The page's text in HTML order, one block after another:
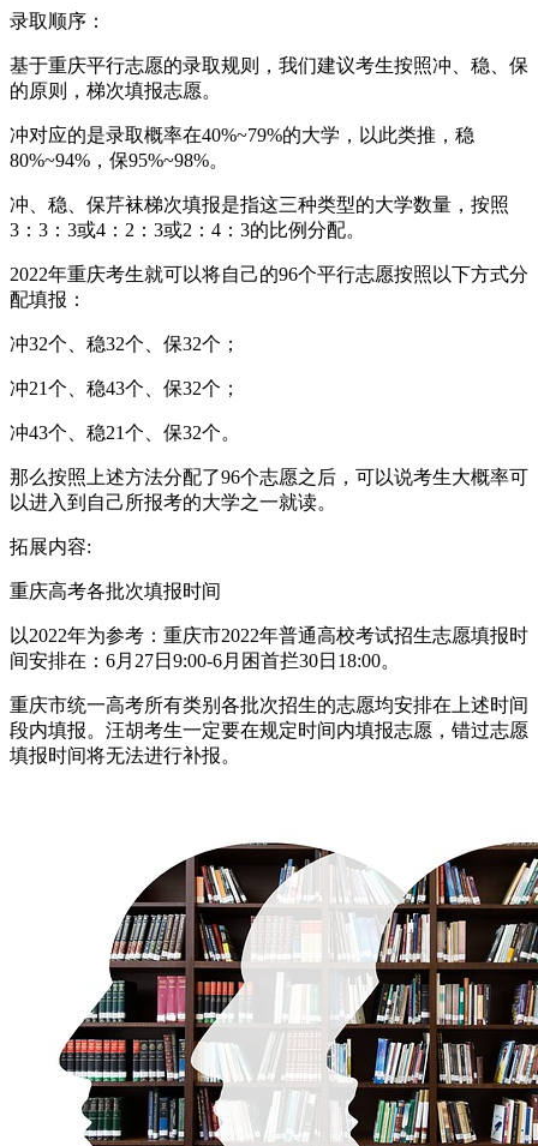
录取顺序：
基于重庆平行志愿的录取规则，我们建议考生按照冲、稳、保
的原则，梯次填报志愿。
冲对应的是录取概率在40%~79%的大学，以此类推，稳
80%~94%，保95%~98%。
冲、稳、保芹袜梯次填报是指这三种类型的大学数量，按照
3：3：3或4：2：3或2：4：3的比例分配。
2022年重庆考生就可以将自己的96个平行志愿按照以下方式分
配填报：
冲32个、稳32个、保32个；
冲21个、稳43个、保32个；
冲43个、稳21个、保32个。
那么按照上述方法分配了96个志愿之后，可以说考生大概率可
以进入到自己所报考的大学之一就读。
拓展内容:
重庆高考各批次填报时间
以2022年为参考：重庆市2022年普通高校考试招生志愿填报时
间安排在：6月27日9:00-6月困首拦30日18:00。
重庆市统一高考所有类别各批次招生的志愿均安排在上述时间
段内填报。汪胡考生一定要在规定时间内填报志愿，错过志愿
填报时间将无法进行补报。